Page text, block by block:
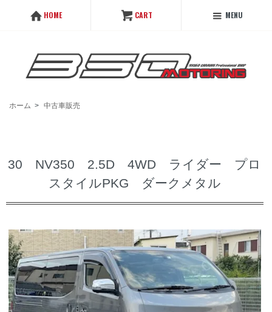
HOME CART MENU
ホーム > 中古車販売
30 NV350 2.5D 4WD ライダー プロ
スタイルPKG ダークメタル